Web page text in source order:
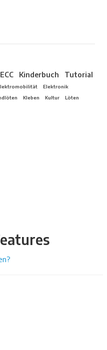
Kinderbuch Tutorial
Elektronik
Kleben Kultur
Löten